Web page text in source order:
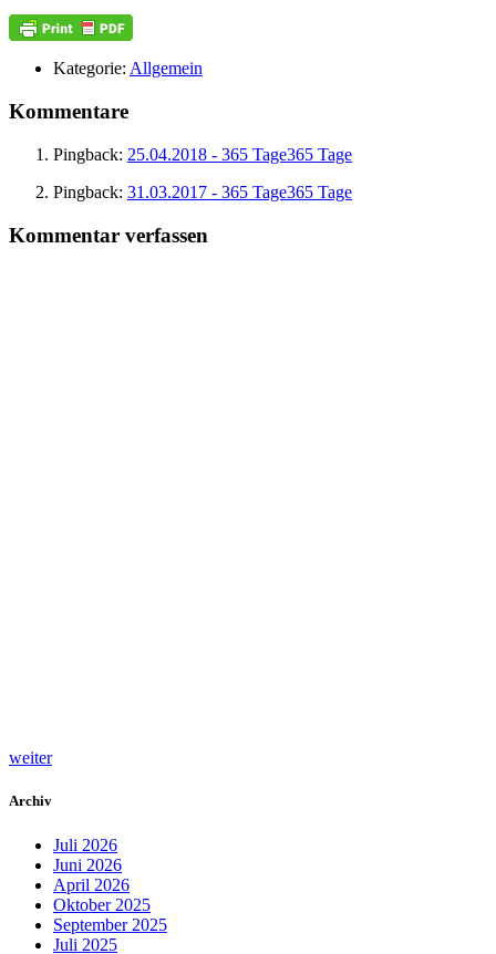
Kategorie: Allgemein
Kommentare
Pingback: 25.04.2018 - 365 Tage365 Tage
Pingback: 31.03.2017 - 365 Tage365 Tage
Kommentar verfassen
weiter
Archiv
Juli 2026
Juni 2026
April 2026
Oktober 2025
September 2025
Juli 2025